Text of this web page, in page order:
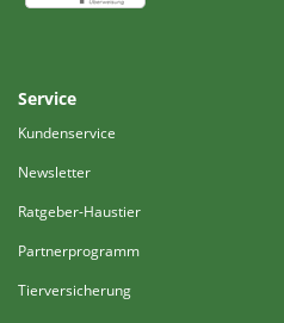
Service
Kundenservice
Newsletter
Ratgeber-Haustier
Partnerprogramm
Tierversicherung